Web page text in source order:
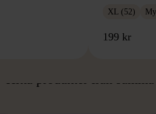
XL (52)
199 kr
Hitta produkter från